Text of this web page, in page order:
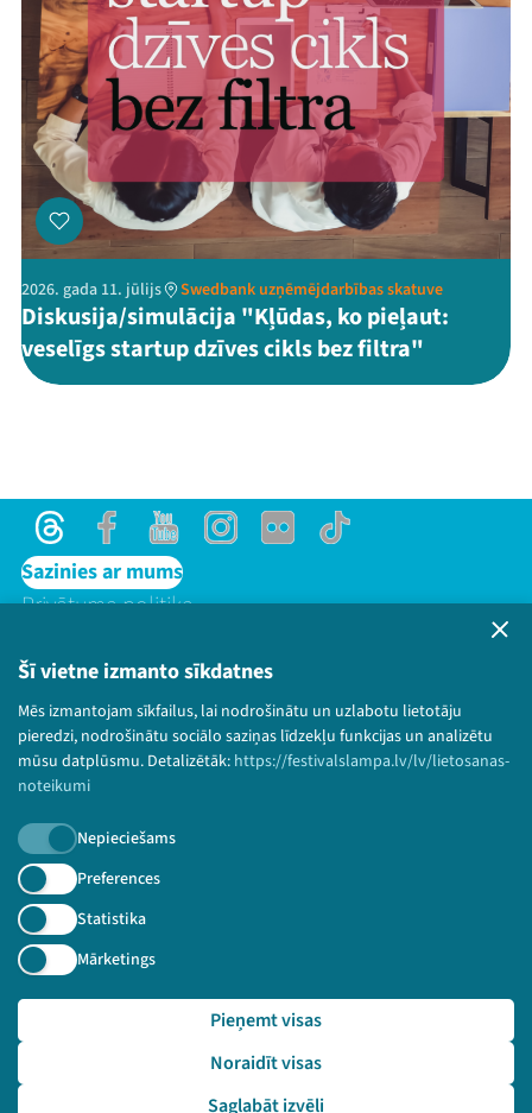
Šī vietne izmanto sīkdatnes
Mēs izmantojam sīkfailus, lai nodrošinātu un uzlabotu lietotāju
pieredzi, nodrošinātu sociālo saziņas līdzekļu funkcijas un analizētu
mūsu datplūsmu. Detalizētāk: https://festivalslampa.lv/lv/lietosanas-
noteikumi
Nepieciešams
Preferences
Statistika
Mārketings
Saglabāt izvēli
Noraidīt visas
Pieņemt visas
2026. gada 11. jūlijs Swedbank uzņēmējdarbības skatuve
Diskusija/simulācija "Kļūdas, ko pieļaut:
veselīgs startup dzīves cikls bez filtra"
ThreadsFacebookYoutubeInstagram
Flick TikTok
Sazinies ar mums
Privātuma politika
Bērnu aizsardzības politika
© 2026 Sarunu festivāls LAMPA Visas tiesības
paturētas.
Piesakies jaunumiem!
Nepalaid garām aktuālāko informāciju!
🔗 https://festivalslampa.lv/lv/video-arhivs/2770?sp